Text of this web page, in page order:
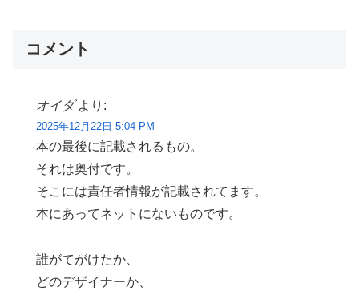
コメント
オイダ より:
2025年12月22日 5:04 PM
本の最後に記載されるもの。
それは奥付です。
そこには責任者情報が記載されてます。
本にあってネットにないものです。
誰がてがけたか、
どのデザイナーか、